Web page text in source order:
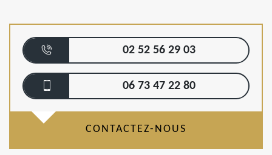
02 52 56 29 03
06 73 47 22 80
CONTACTEZ-NOUS